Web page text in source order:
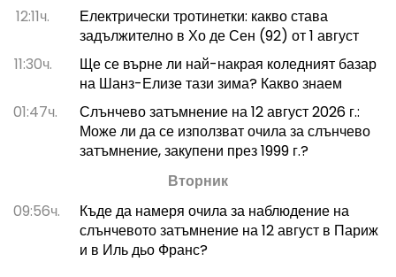
12:11ч.
Електрически тротинетки: какво става
задължително в Хо де Сен (92) от 1 август
11:30ч.
Ще се върне ли най-накрая коледният базар
на Шанз-Елизе тази зима? Какво знаем
01:47ч.
Слънчево затъмнение на 12 август 2026 г.:
Може ли да се използват очила за слънчево
затъмнение, закупени през 1999 г.?
Вторник
09:56ч.
Къде да намеря очила за наблюдение на
слънчевото затъмнение на 12 август в Париж
и в Иль дьо Франс?